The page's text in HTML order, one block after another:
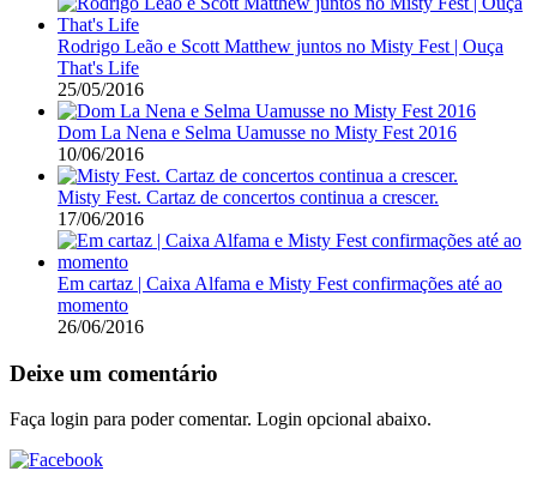
Rodrigo Leão e Scott Matthew juntos no Misty Fest | Ouça
That's Life
25/05/2016
Dom La Nena e Selma Uamusse no Misty Fest 2016
10/06/2016
Misty Fest. Cartaz de concertos continua a crescer.
17/06/2016
Em cartaz | Caixa Alfama e Misty Fest confirmações até ao
momento
26/06/2016
Deixe um comentário
Faça login para poder comentar. Login opcional abaixo.